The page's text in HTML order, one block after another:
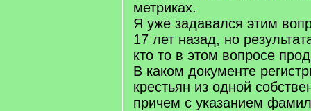
метриках.
Я уже задавался этим
17 лет назад, но
кто то в этом вопросе
В каком документе
крестьян из одной
причем с указанием